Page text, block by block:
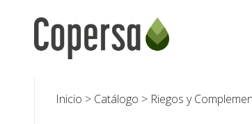
content
Inicio > Catálogo > Riegos y